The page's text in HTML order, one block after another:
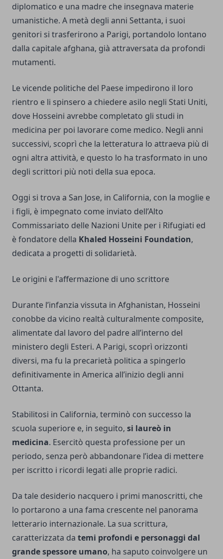
diplomatico e una madre che insegnava materie
umanistiche. A metà degli anni Settanta, i suoi
genitori si trasferirono a Parigi, portandolo lontano
dalla capitale afghana, già attraversata da profondi
mutamenti.
Le vicende politiche del Paese impedirono il loro
rientro e li spinsero a chiedere asilo negli Stati Uniti,
dove Hosseini avrebbe completato gli studi in
medicina per poi lavorare come medico. Negli anni
successivi, scoprì che la letteratura lo attraeva più di
ogni altra attività, e questo lo ha trasformato in uno
degli scrittori più noti della sua epoca.
Oggi si trova a San Jose, in California, con la moglie e
i figli, è impegnato come inviato dell’Alto
Commissariato delle Nazioni Unite per i Rifugiati ed
è fondatore della Khaled Hosseini Foundation,
dedicata a progetti di solidarietà.
Le origini e l'affermazione di uno scrittore
Durante l’infanzia vissuta in Afghanistan, Hosseini
conobbe da vicino realtà culturalmente composite,
alimentate dal lavoro del padre all’interno del
ministero degli Esteri. A Parigi, scoprì orizzonti
diversi, ma fu la precarietà politica a spingerlo
definitivamente in America all’inizio degli anni
Ottanta.
Stabilitosi in California, terminò con successo la
scuola superiore e, in seguito, si laureò in
medicina. Esercitò questa professione per un
periodo, senza però abbandonare l’idea di mettere
per iscritto i ricordi legati alle proprie radici.
Da tale desiderio nacquero i primi manoscritti, che
lo portarono a una fama crescente nel panorama
letterario internazionale. La sua scrittura,
caratterizzata da temi profondi e personaggi dal
grande spessore umano, ha saputo coinvolgere un